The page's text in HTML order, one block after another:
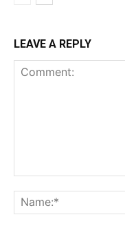
LEAVE A REPLY